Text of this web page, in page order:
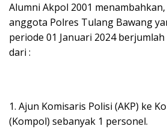
Alumni Akpol 2001
anggota Polres Tulang Bawang
periode 01 Januari 2024
dari :
1. Ajun Komisaris Polisi (AKP) ke
(Kompol) sebanyak 1 personel.